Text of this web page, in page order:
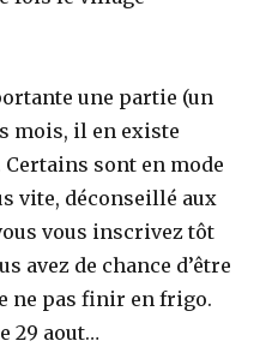
une partie (un
mois, il en existe
sont en mode
vite, déconseillé aux
vous inscrivez tôt
avez de chance d’être
ne pas finir en frigo.
29 aout…